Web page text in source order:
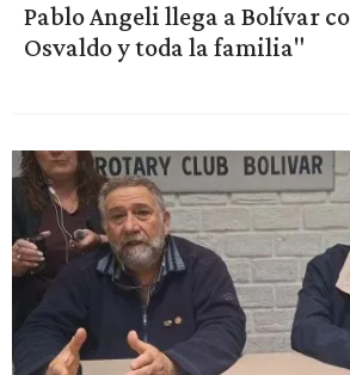
Pablo Angeli llega a Bolívar
Osvaldo y toda la familia"